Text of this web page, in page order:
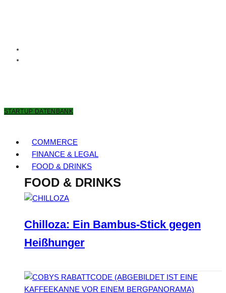
STARTUP DATENBANK
COMMERCE
FINANCE & LEGAL
FOOD & DRINKS
FOOD & DRINKS
Chilloza: Ein Bambus-Stick gegen
Heißhunger